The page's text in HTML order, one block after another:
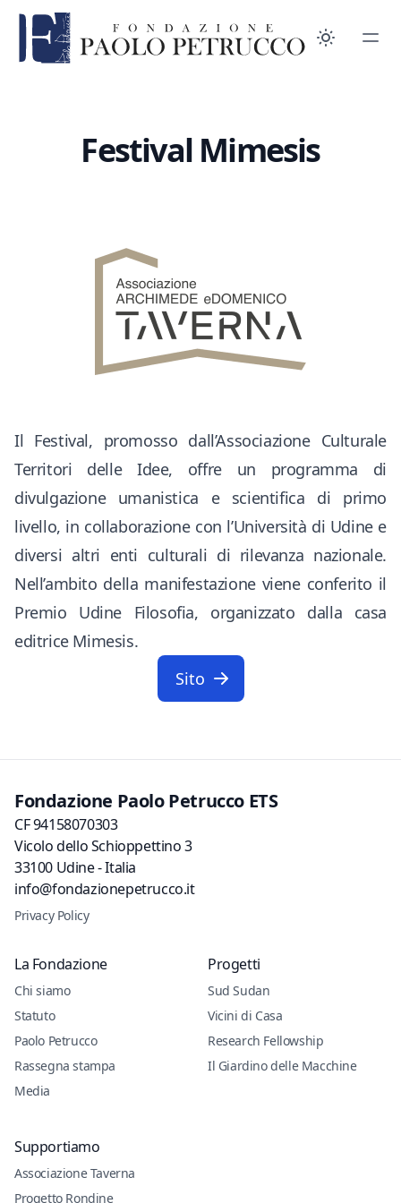
Festival Mimesis
Il Festival, promosso dall’Associazione Culturale
Territori delle Idee, offre un programma di
divulgazione umanistica e scientifica di primo
livello, in collaborazione con l’Università di Udine e
diversi altri enti culturali di rilevanza nazionale.
Nell’ambito della manifestazione viene conferito il
Premio Udine Filosofia, organizzato dalla casa
editrice Mimesis.
Sito
Fondazione Paolo Petrucco ETS
CF 94158070303
Vicolo dello Schioppettino 3
33100 Udine - Italia
info@fondazionepetrucco.it
Privacy Policy
La Fondazione
Chi siamo
Statuto
Paolo Petrucco
Rassegna stampa
Media
Progetti
Sud Sudan
Vicini di Casa
Research Fellowship
Il Giardino delle Macchine
Supportiamo
Associazione Taverna
Progetto Rondine